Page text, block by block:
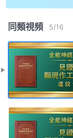
同類視頻 5/16